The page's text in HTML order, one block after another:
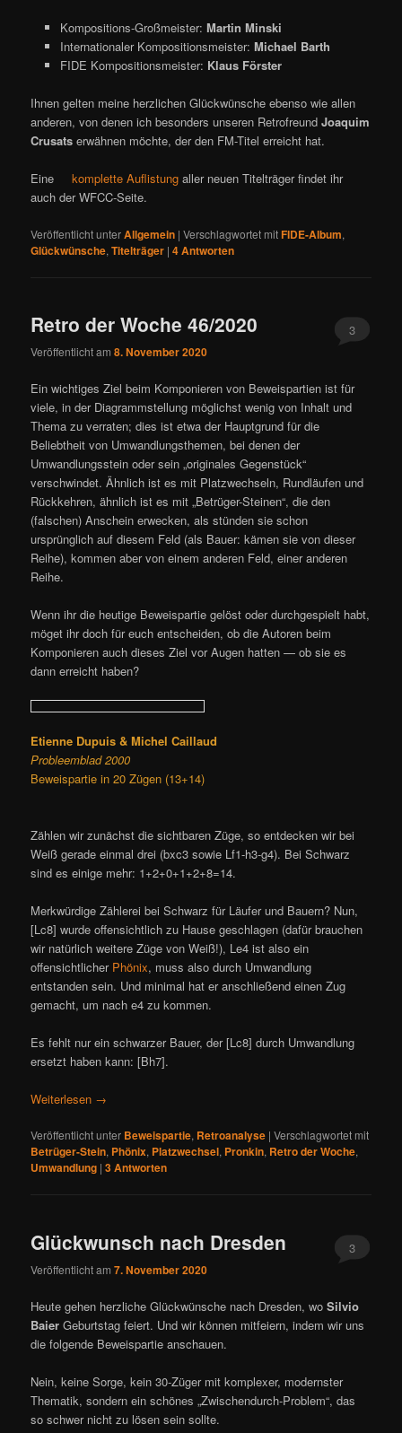
Kompositions-Großmeister: Martin Minski
Internationaler Kompositionsmeister: Michael Barth
FIDE Kompositionsmeister: Klaus Förster
Ihnen gelten meine herzlichen Glückwünsche ebenso wie allen
anderen, von denen ich besonders unseren RetrofreundJoaquim
Crusats erwähnen möchte, der den FM-Titel erreicht hat.
Eine komplette Auflistung aller neuen Titelträger findet ihr
auch der WFCC-Seite.
Veröffentlicht unterAllgemein |Verschlagwortet mitFIDE-Album,
Glückwünsche,Titelträger |4Antworten
Retro der Woche 46/2020
Veröffentlicht am8. November 2020
3
Ein wichtiges Ziel beim Komponieren von Beweispartien ist für
viele, in der Diagrammstellung möglichst wenig von Inhalt und
Thema zu verraten; dies ist etwa der Hauptgrund für die
Beliebtheit von Umwandlungsthemen, bei denen der
Umwandlungsstein oder sein „originales Gegenstück“
verschwindet. Ähnlich ist es mit Platzwechseln, Rundläufen und
Rückkehren, ähnlich ist es mit „Betrüger-Steinen“, die den
(falschen) Anschein erwecken, als stünden sie schon
ursprünglich auf diesem Feld (als Bauer: kämen sie von dieser
Reihe), kommen aber von einem anderen Feld, einer anderen
Reihe.
Wenn ihr die heutige Beweispartie gelöst oder durchgespielt habt,
möget ihr doch für euch entscheiden, ob die Autoren beim
Komponieren auch dieses Ziel vor Augen hatten — ob sie es
dann erreicht haben?
Etienne Dupuis & Michel Caillaud
Probleemblad 2000
Beweispartie in 20 Zügen (13+14)
Zählen wir zunächst die sichtbaren Züge, so entdecken wir bei
Weiß gerade einmal drei (bxc3 sowie Lf1-h3-g4). Bei Schwarz
sind es einige mehr: 1+2+0+1+2+8=14.
Merkwürdige Zählerei bei Schwarz für Läufer und Bauern? Nun,
[Lc8] wurde offensichtlich zu Hause geschlagen (dafür brauchen
wir natürlich weitere Züge von Weiß!), Le4 ist also ein
offensichtlicher Phönix, muss also durch Umwandlung
entstanden sein. Und minimal hat er anschließend einen Zug
gemacht, um nach e4 zu kommen.
Es fehlt nur ein schwarzer Bauer, der [Lc8] durch Umwandlung
ersetzt haben kann: [Bh7].
Weiterlesen →
Veröffentlicht unter Beweispartie, Retroanalyse |Verschlagwortet mit
Betrüger-Stein, Phönix, Platzwechsel, Pronkin, Retro der Woche,
Umwandlung |3Antworten
Glückwunsch nach Dresden
Veröffentlicht am7. November 2020
3
Heute gehen herzliche Glückwünsche nach Dresden, woSilvio
Baier Geburtstag feiert. Und wir können mitfeiern, indem wir uns
die folgende Beweispartie anschauen.
Nein, keine Sorge, kein 30-Züger mit komplexer, modernster
Thematik, sondern ein schönes „Zwischendurch-Problem“, das
so schwer nicht zu lösen sein sollte.